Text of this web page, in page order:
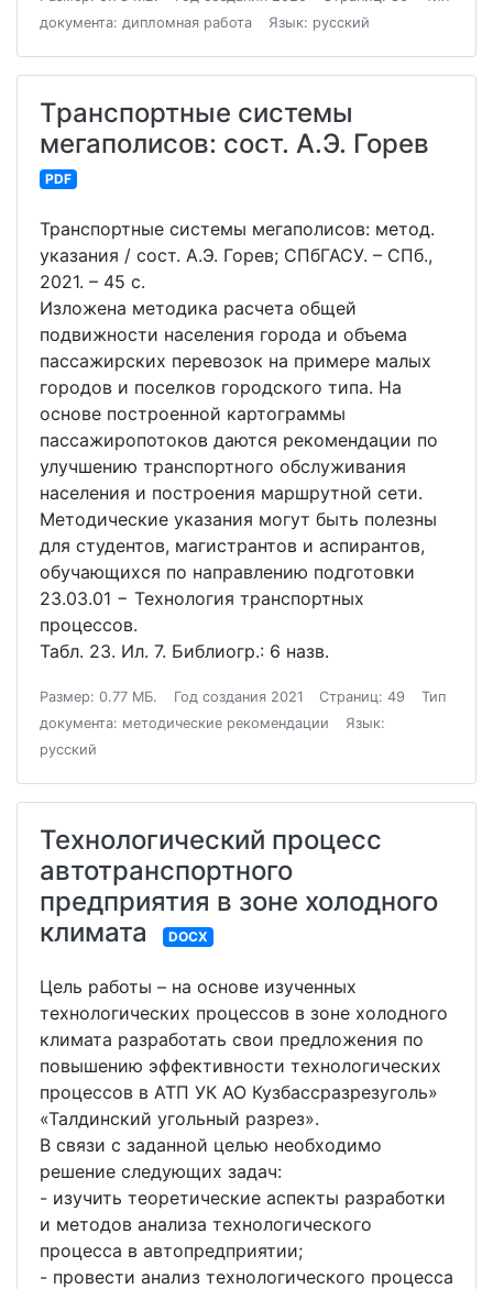
документа: дипломная работа
Язык: русский
Транспортные системы
мегаполисов: сост. А.Э. Горев
PDF
Транспортные системы мегаполисов: метод.
указания / сост. А.Э. Горев; СПбГАСУ. – СПб.,
2021. – 45 с.
Изложена методика расчета общей
подвижности населения города и объема
пассажирских перевозок на примере малых
городов и поселков городского типа. На
основе построенной картограммы
пассажиропотоков даются рекомендации по
улучшению транспортного обслуживания
населения и построения маршрутной сети.
Методические указания могут быть полезны
для студентов, магистрантов и аспирантов,
обучающихся по направлению подготовки
23.03.01 − Технология транспортных
процессов.
Табл. 23. Ил. 7. Библиогр.: 6 назв.
Размер: 0.77 МБ. Год создания 2021 Страниц: 49
Тип
документа: методические рекомендации
Язык:
русский
Технологический процесс
автотранспортного
предприятия в зоне холодного
климата
DOCX
Цель работы – на основе изученных
технологических процессов в зоне холодного
климата разработать свои предложения по ‏ㅤ
повышению эффективности технологических
процессов в АТП УК АО Кузбассразрезуголь»
«Талдинский угольный разрез».
В связи с заданной целью необходимо
решение следующих задач:
- изучить теоретические аспекты разработки
и методов анализа технологического
процесса в автопредприятии;
- провести анализ технологического процесса